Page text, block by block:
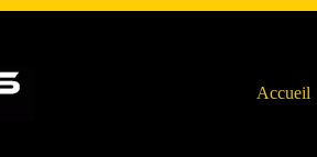
Accueil